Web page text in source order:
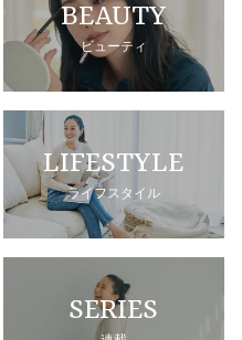
BEAUTY
ビューティ
LIFESTYLE
ライフスタイル
SERIES